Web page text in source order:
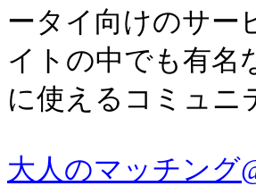
ータイ向けのサー
イトの中でも有
に使えるコミュニ
大人のマッチング